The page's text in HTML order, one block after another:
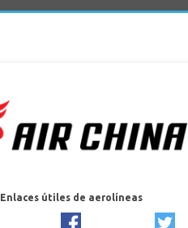
Enlaces útiles de aerolíneas